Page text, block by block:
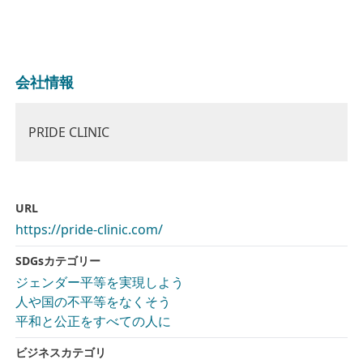
会社情報
PRIDE CLINIC
URL
https://pride-clinic.com/
SDGsカテゴリー
ジェンダー平等を実現しよう
人や国の不平等をなくそう
平和と公正をすべての人に
ビジネスカテゴリ